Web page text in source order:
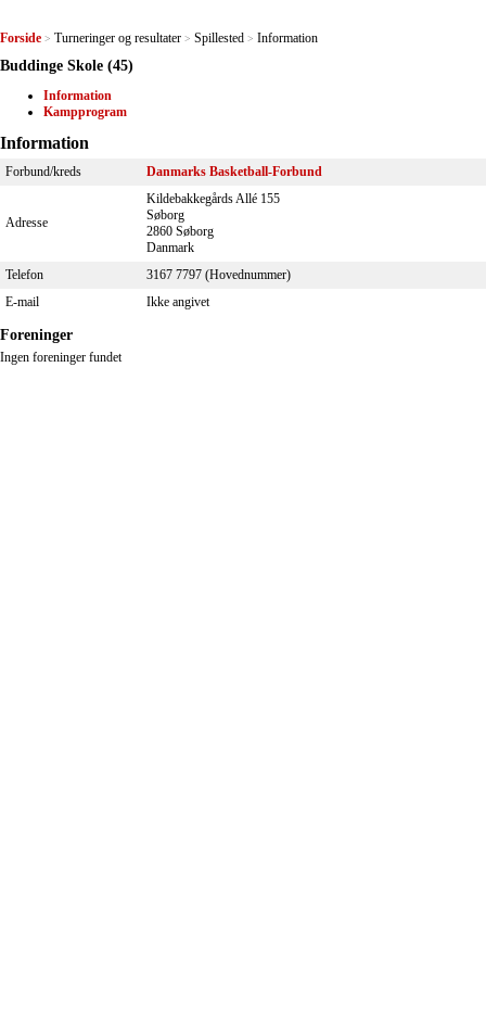
Forside > Turneringer og resultater > Spillested > Information
Buddinge Skole (45)
Information
Kampprogram
Information
Forbund/kreds Danmarks Basketball-Forbund
Adresse
Kildebakkegårds Allé 155
Søborg
2860 Søborg
Danmark
Telefon
3167 7797 (Hovednummer)
E-mail
Ikke angivet
Foreninger
Ingen foreninger fundet